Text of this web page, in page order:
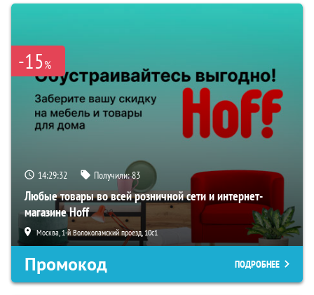
-15%
14:29:31 Получили:83
Любые товары во всей розничной сети и интернет-
магазине Hoff
Москва, 1-й Волоколамский проезд, 10с1
Промокод ПОДРОБНЕЕ